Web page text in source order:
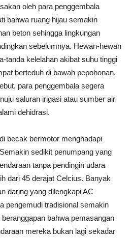
oleh para penggembala
bahwa ruang hijau semakin
beton sehingga lingkungan
sebelumnya. Hewan-hewan
tanda kelelahan akibat suhu tinggi
berteduh di bawah pepohonan.
para penggembala segera
saluran irigasi atau sumber air
dehidrasi.
becak bermotor menghadapi
sedikit penumpang yang
tanpa pendingin udara
dari 45 derajat Celcius. Banyak
daring yang dilengkapi AC
pengemudi tradisional semakin
bahwa pemasangan
mereka bukan lagi sekadar